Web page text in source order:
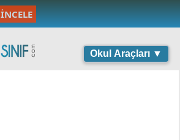
İNCELE
Okul Araçları ▼